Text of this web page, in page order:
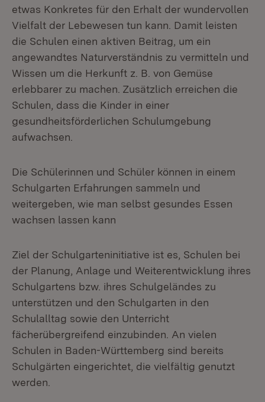
etwas Konkretes für den Erhalt der wundervollen
Vielfalt der Lebewesen tun kann. Damit leisten
die Schulen einen aktiven Beitrag, um ein
angewandtes Naturverständnis zu vermitteln und
Wissen um die Herkunft z. B. von Gemüse
erlebbarer zu machen. Zusätzlich erreichen die
Schulen, dass die Kinder in einer
gesundheitsförderlichen Schulumgebung
aufwachsen.
Die Schülerinnen und Schüler können in einem
Schulgarten Erfahrungen sammeln und
weitergeben, wie man selbst gesundes Essen
wachsen lassen kann
Ziel der Schulgarteninitiative ist es, Schulen bei
der Planung, Anlage und Weiterentwicklung ihres
Schulgartens bzw. ihres Schulgeländes zu
unterstützen und den Schulgarten in den
Schulalltag sowie den Unterricht
fächerübergreifend einzubinden. An vielen
Schulen in Baden-Württemberg sind bereits
Schulgärten eingerichtet, die vielfältig genutzt
werden.